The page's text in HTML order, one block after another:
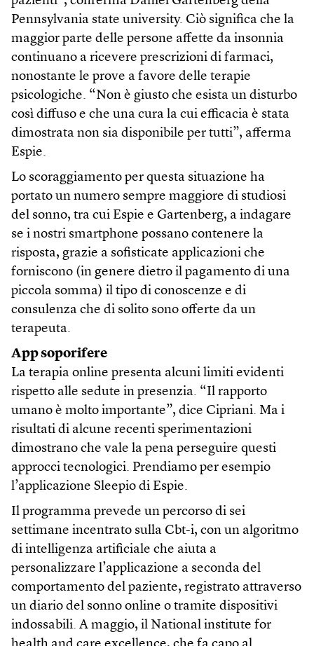
Pennsylvania state university. Ciò significa che la
maggior parte delle persone affette da insonnia
continuano a ricevere prescrizioni di farmaci,
nonostante le prove a favore delle terapie
psicologiche. “Non è giusto che esista un disturbo
così diffuso e che una cura la cui efficacia è stata
dimostrata non sia disponibile per tutti”, afferma
Espie.
Lo scoraggiamento per questa situazione ha
portato un numero sempre maggiore di studiosi
del sonno, tra cui Espie e Gartenberg, a indagare
se i nostri smartphone possano contenere la
risposta, grazie a sofisticate applicazioni che
forniscono (in genere dietro il pagamento di una
piccola somma) il tipo di conoscenze e di
consulenza che di solito sono offerte da un
terapeuta.
App soporifere
La terapia online presenta alcuni limiti evidenti
rispetto alle sedute in presenzia. “Il rapporto
umano è molto importante”, dice Cipriani. Ma i
risultati di alcune recenti sperimentazioni
dimostrano che vale la pena perseguire questi
approcci tecnologici. Prendiamo per esempio
l’applicazione Sleepio di Espie.
Il programma prevede un percorso di sei
settimane incentrato sulla Cbt-i, con un algoritmo
di intelligenza artificiale che aiuta a
personalizzare l’applicazione a seconda del
comportamento del paziente, registrato attraverso
un diario del sonno online o tramite dispositivi
indossabili. A maggio, il National institute for